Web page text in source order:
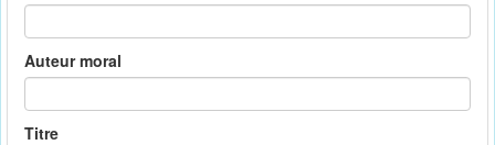
Auteur moral
Titre